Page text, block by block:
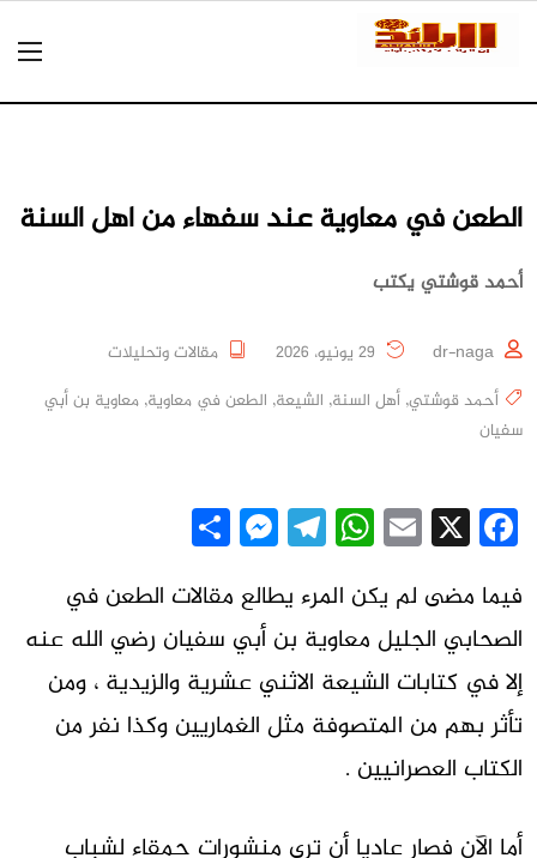
الطعن في معاوية عند سفهاء من اهل السنة
أحمد قوشتي يكتب
dr-naga
مقالات وتحليلات
أحمد قوشتي, أهل السنة, الشيعة, الطعن في معاوية, معاوية بن أبي
سفيان
Facebook
X
Email
WhatsApp
Telegram
Messenger
فيما مضى لم يكن المرء يطالع مقالات الطعن في
الصحابي الجليل معاوية بن أبي سفيان رضي الله عنه
إلا في كتابات الشيعة الاثني عشرية والزيدية ، ومن
تأثر بهم من المتصوفة مثل الغماريين وكذا نفر من
الكتاب العصرانيين .
أما الآن فصار عاديا أن ترى منشورات حمقاء لشباب